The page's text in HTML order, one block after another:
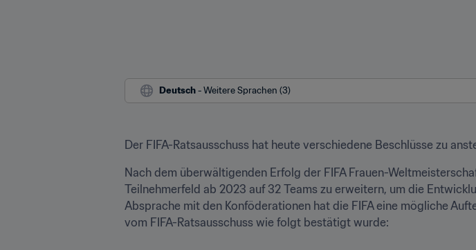
Deutsch - Weitere Sprachen (3)
Der FIFA-Ratsausschuss hat heute verschiedene Beschlüsse zu
Nach dem überwältigenden Erfolg der FIFA Frauen-
Teilnehmerfeld ab 2023 auf 32 Teams zu erweitern, um die
Absprache mit den Konföderationen hat die FIFA eine mögliche
vom FIFA-Ratsausschuss wie folgt bestätigt wurde: